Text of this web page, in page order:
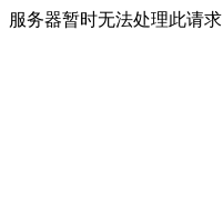
服务器暂时无法处理此请求